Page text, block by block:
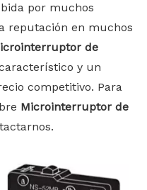
por muchos
reputación en muchos
de
y un
competitivo. Para
Microinterruptor de